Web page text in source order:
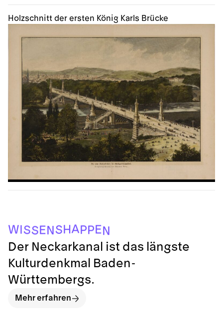
Holzschnitt der ersten König Karls Brücke
WISSENSHAPPEN
Der Neckarkanal ist das längste
Kulturdenkmal Baden-
Württembergs.
Mehr erfahren